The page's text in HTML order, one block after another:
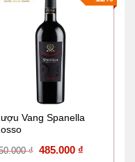
Vang Spanella
₫ Giá
485.000 ₫Giá